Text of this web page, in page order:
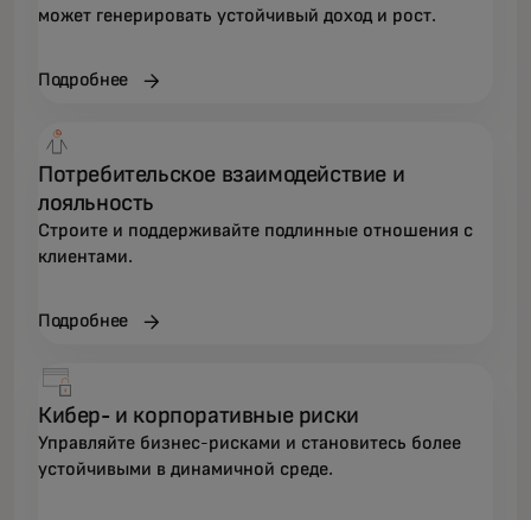
может генерировать устойчивый доход и рост.
Подробнее
Потребительское взаимодействие и
лояльность
Строите и поддерживайте подлинные отношения с
клиентами.
Подробнее
Кибер- и корпоративные риски
Управляйте бизнес-рисками и становитесь более
устойчивыми в динамичной среде.